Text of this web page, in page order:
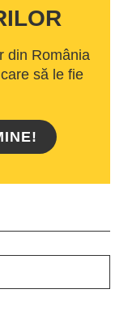
din România
să le fie